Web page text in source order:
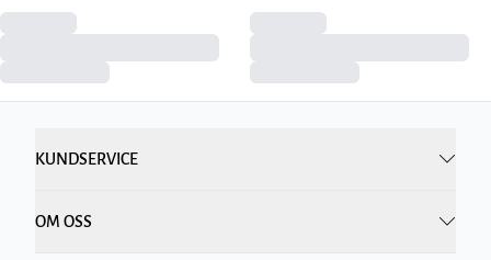
KUNDSERVICE
OM OSS